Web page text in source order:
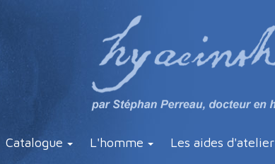
Catalogue L'homme Les aides d'atelier